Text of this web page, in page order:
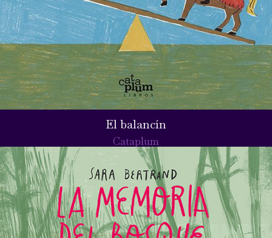
El balancín
Cataplum